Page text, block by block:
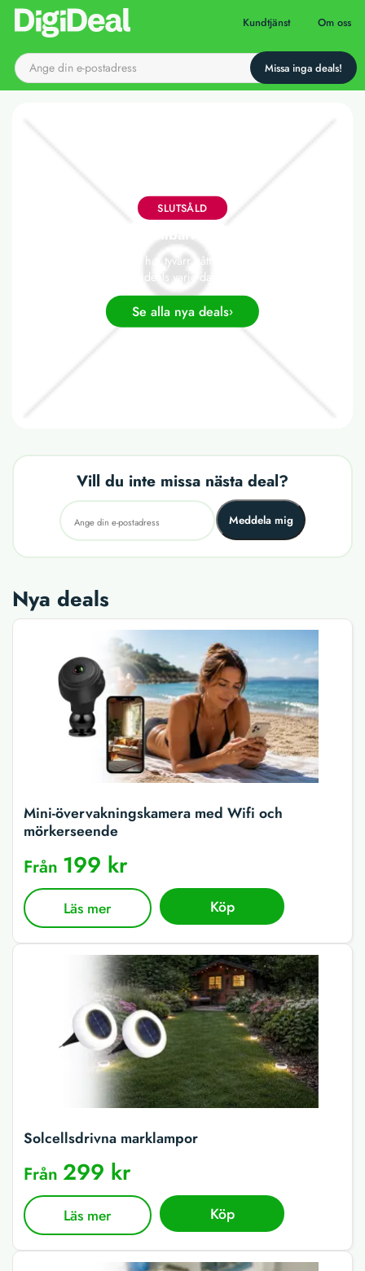
Till startsidan Kundtjänst Om oss
SLUTSÅLD
Hopfällbart golfnät
Det här erbjudandet har tyvärr gått ut, men vi släpper nya
deals varje dag!
Se alla nya deals
Vill du inte missa nästa deal?
Meddela mig
Nya deals
Mini-övervakningskamera med Wifi och
mörkerseende
Från 199 kr
Läs mer Köp
Solcellsdrivna marklampor
Från 299 kr
Läs mer Köp